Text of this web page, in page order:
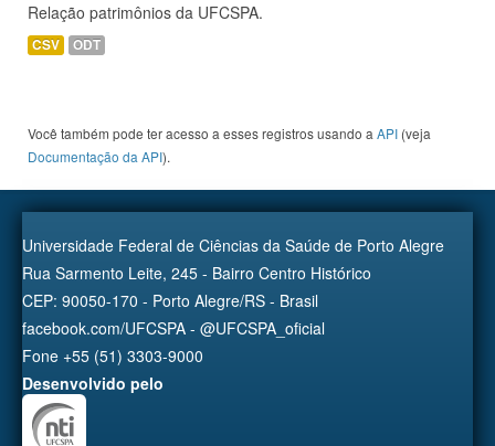
Relação patrimônios da UFCSPA.
CSV ODT
Você também pode ter acesso a esses registros usando a API (veja
Documentação da API).
Universidade Federal de Ciências da Saúde de Porto Alegre
Rua Sarmento Leite, 245 - Bairro Centro Histórico
CEP: 90050-170 - Porto Alegre/RS - Brasil
facebook.com/UFCSPA - @UFCSPA_oficial
Fone +55 (51) 3303-9000
Desenvolvido pelo